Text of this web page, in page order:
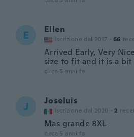
E Ellen
Iscrizione dal 2017 · 66
Arrived Early, Very
size to fit and it is a bit
circa 5 anni fa
J Joseluis
Iscrizione dal 2020 · 2
Mas grande 8XL
circa 5 anni fa